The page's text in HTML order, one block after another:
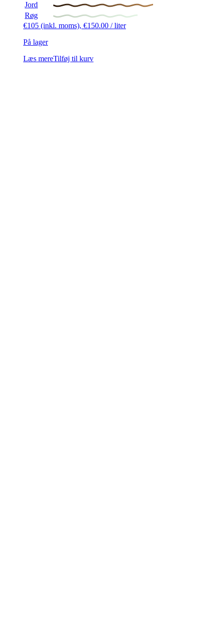
Jord
Røg
€105 (inkl. moms), €150.00 / liter
På lager
Læs mereTilføj til kurv